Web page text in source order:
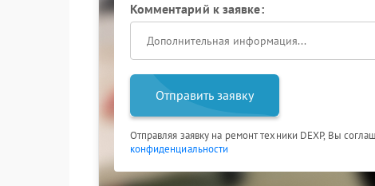
Комментарий к заявке:
Отправить заявку
Отправляя заявку на ремонт техники DEXP, Вы
конфиденциальности